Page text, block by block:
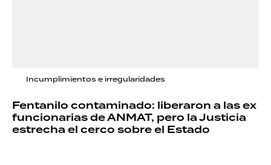
Incumplimientos e irregularidades
Fentanilo contaminado: liberaron a las ex
funcionarias de ANMAT, pero la Justicia
estrecha el cerco sobre el Estado